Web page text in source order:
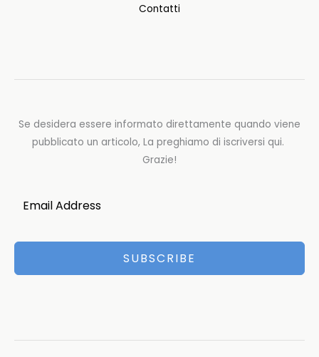
Contatti
Se desidera essere informato direttamente quando viene
pubblicato un articolo, La preghiamo di iscriversi qui.
Grazie!
SUBSCRIBE